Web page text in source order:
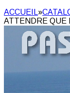
ACCUEIL»
ATTENDRE QUE